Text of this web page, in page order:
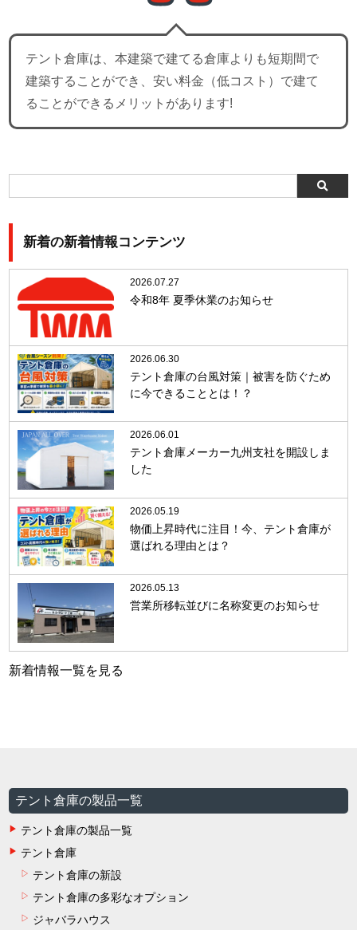
テント倉庫は、本建築で建てる倉庫よりも短期間で
建築することができ、安い料金（低コスト）で建て
ることができるメリットがあります!
新着の新着情報コンテンツ
2026.07.27
令和8年 夏季休業のお知らせ
2026.06.30
テント倉庫の台風対策｜被害を防ぐため
に今できることとは！？
2026.06.01
テント倉庫メーカー九州支社を開設しま
した
2026.05.19
物価上昇時代に注目！今、テント倉庫が
選ばれる理由とは？
2026.05.13
営業所移転並びに名称変更のお知らせ
新着情報一覧を見る
テント倉庫の製品一覧
テント倉庫の製品一覧
テント倉庫
テント倉庫の新設
テント倉庫の多彩なオプション
ジャバラハウス